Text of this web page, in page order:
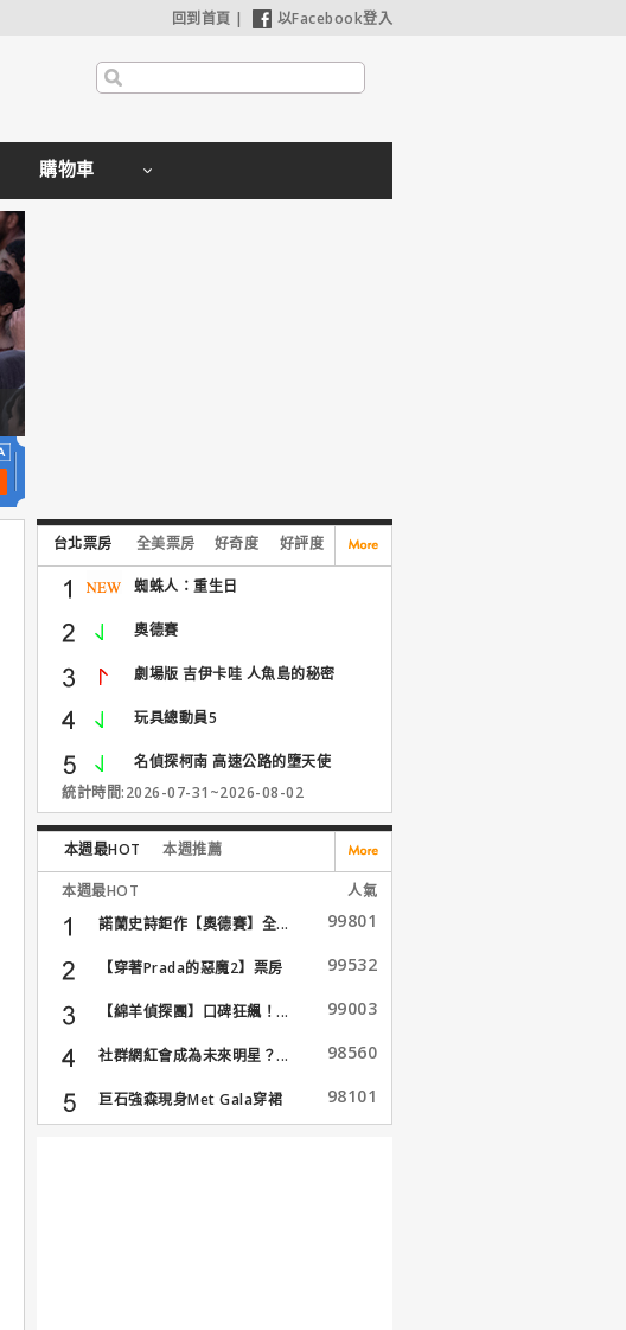
回到首頁 | 以Facebook登入
購物車
台北票房 全美票房 好奇度 好評度
蜘蛛人：重生日
奧德賽
劇場版 吉伊卡哇 人魚島的秘密
玩具總動員5
名偵探柯南 高速公路的墮天使
統計時間:2026-07-31~2026-08-02
本週最HOT 本週推薦
本週最HOT
人氣
諾蘭史詩鉅作【奧德賽】全...
99801
【穿著Prada的惡魔2】票房
99532
【綿羊偵探團】口碑狂飆！... 99003
社群網紅會成為未來明星？... 98560
巨石強森現身Met Gala穿裙
子...
98101